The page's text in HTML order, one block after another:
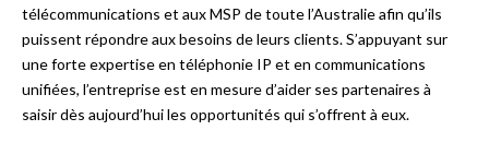
télécommunications et aux MSP de toute l’Australie afin qu’ils
puissent répondre aux besoins de leurs clients. S’appuyant sur
une forte expertise en téléphonie IP et en communications
unifiées, l’entreprise est en mesure d’aider ses partenaires à
saisir dès aujourd’hui les opportunités qui s’offrent à eux.